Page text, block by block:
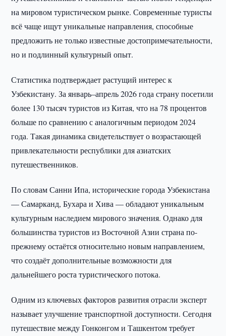
на мировом туристическом рынке. Современные туристы
всё чаще ищут уникальные направления, способные
предложить не только известные достопримечательности,
но и подлинный культурный опыт.
Статистика подтверждает растущий интерес к
Узбекистану. За январь–апрель 2026 года страну посетили
более 130 тысяч туристов из Китая, что на 78 процентов
больше по сравнению с аналогичным периодом 2024
года. Такая динамика свидетельствует о возрастающей
привлекательности республики для азиатских
путешественников.
По словам Санни Ипа, исторические города Узбекистана
— Самарканд, Бухара и Хива — обладают уникальным
культурным наследием мирового значения. Однако для
большинства туристов из Восточной Азии страна по-
прежнему остаётся относительно новым направлением,
что создаёт дополнительные возможности для
дальнейшего роста туристического потока.
Одним из ключевых факторов развития отрасли эксперт
называет улучшение транспортной доступности. Сегодня
путешествие между Гонконгом и Ташкентом требует